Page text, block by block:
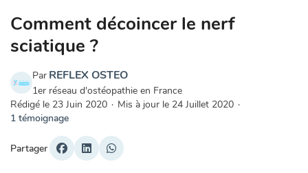
Comment décoincer le nerf
sciatique ?
Par REFLEX OSTEO
1er réseau d'ostéopathie en France
Rédigé le 23 Juin 2020 · Mis à jour le 24 Juillet 2020 ·
1 témoignage
Partager